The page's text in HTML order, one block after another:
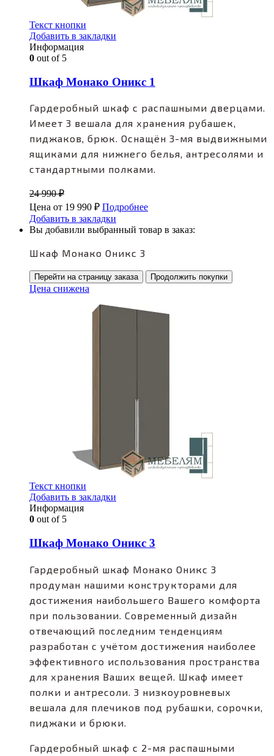
Текст кнопки
Добавить в закладки
Информация
0 out of 5
Шкаф Монако Оникс 1
Гардеробный шкаф с распашными дверцами.
Имеет 3 вешала для хранения рубашек,
пиджаков, брюк. Оснащён 3-мя выдвижными
ящиками для нижнего белья, антресолями и
стандартными полками.
24 990₽
Цена от 19 990 ₽ Подробнее
Добавить в закладки
Вы добавили выбранный товар в заказ:
Шкаф Монако Оникс 3
Перейти на страницу заказа Продолжить покупки
Цена снижена
Текст кнопки
Добавить в закладки
Информация
0 out of 5
Шкаф Монако Оникс 3
Гардеробный шкаф Монако Оникс 3
продуман нашими конструкторами для
достижения наибольшего Вашего комфорта
при пользовании. Современный дизайн
отвечающий последним тенденциям
разработан с учётом достижения наиболее
эффективного использования пространства
для хранения Ваших вещей. Шкаф имеет
полки и антресоли. 3 низкоуровневых
вешала для плечиков под рубашки, сорочки,
пиджаки и брюки.
Гардеробный шкаф с 2-мя распашными